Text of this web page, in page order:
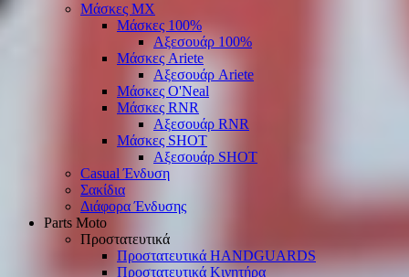
Μάσκες ΜΧ
Μάσκες 100%
Αξεσουάρ 100%
Μάσκες Ariete
Αξεσουάρ Ariete
Μάσκες O'Neal
Μάσκες RNR
Αξεσουάρ RNR
Μάσκες SHOT
Αξεσουάρ SHOT
Casual Ένδυση
Σακίδια
Διάφορα Ένδυσης
Parts Moto
Προστατευτικά
Προστατευτικά HANDGUARDS
Προστατευτικά Κινητήρα